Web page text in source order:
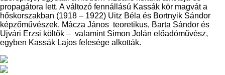
propagátora lett. A változó fennállású Kassák kör magvát a
hőskorszakban (1918 – 1922) Uitz Béla és Bortnyik Sándor
képzőművészek, Mácza János teoretikus, Barta Sándor és
Ujvári Erzsi költők – valamint Simon Jolán előadóművész,
egyben Kassák Lajos felesége alkották.